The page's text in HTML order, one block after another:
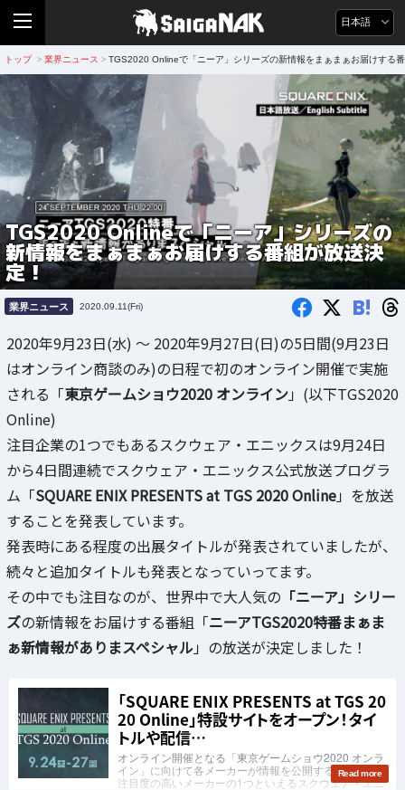
日本語
トップ > 業界ニュース > TGS2020 Onlineで「ニーア」シリーズの新情報をまぁまぁお届けする
TGS2020 Onlineで「ニーア」シリーズの
新情報をまぁまぁお届けする番組が放送決
定！
業界ニュース 2020.09.11(Fri) B!
2020年9月23日(水) ～ 2020年9月27日(日)の5日間(9月23日
はオンライン商談のみ)の日程で初のオンライン開催で実施
される「東京ゲームショウ2020 オンライン」(以下TGS2020
Online)
注目企業の1つでもあるスクウェア・エニックスは9月24日
から4日間連続でスクウェア・エニックス公式放送プログラ
ム「SQUARE ENIX PRESENTS at TGS 2020 Online」を放送
することを発表しています。
発表時にある程度の出展タイトルが発表されていましたが、
続々と追加タイトルも発表となっていってます。
その中でも注目なのが、世界中で大人気の 「ニーア」シリー
ズの新情報をお届けする番組「ニーアTGS2020特番まぁま
ぁ新情報がありまスペシャル」の放送が決定しました！